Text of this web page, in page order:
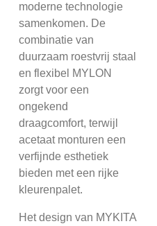
moderne technologie
samenkomen. De
combinatie van
duurzaam roestvrij staal
en flexibel MYLON
zorgt voor een
ongekend
draagcomfort, terwijl
acetaat monturen een
verfijnde esthetiek
bieden met een rijke
kleurenpalet.
Het design van MYKITA